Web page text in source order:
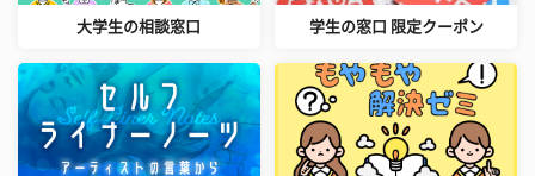
大学生の相談窓口 学生の窓口 限定クーポン